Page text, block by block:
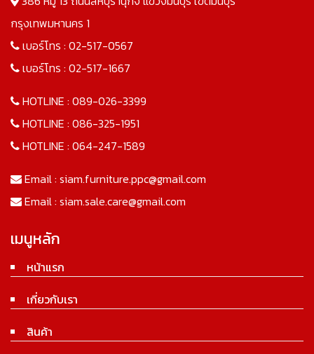
กรุงเทพมหานคร 1
เบอร์โทร : 02-517-0567
เบอร์โทร : 02-517-1667
HOTLINE : 089-026-3399
HOTLINE : 086-325-1951
HOTLINE : 064-247-1589
Email : siam.furniture.ppc@gmail.com
Email : siam.sale.care@gmail.com
เมนูหลัก
หน้าแรก
เกี่ยวกับเรา
สินค้า